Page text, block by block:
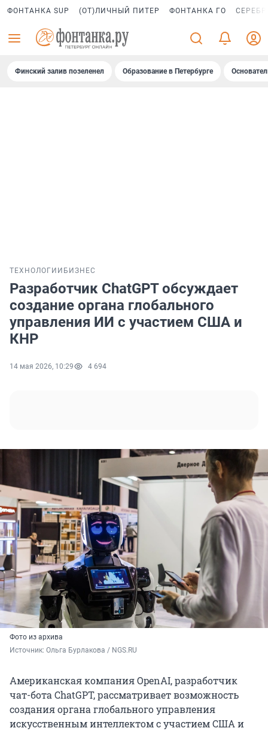
ФОНТАНКА SUP (ОТ)ЛИЧНЫЙ ПИТЕР ФОНТАНКА ГО
Финский залив позеленел Образование в Петербурге
ТЕХНОЛОГИИ БИЗНЕС
Разработчик ChatGPT обсуждает
создание органа глобального
управления ИИ с участием США и
КНР
14 мая 2026, 10:29 4 694
Фото из архива
Источник: Ольга Бурлакова / NGS.RU
Американская компания OpenAI, разработчик
чат-бота ChatGPT, рассматривает возможность
создания органа глобального управления
искусственным интеллектом с участием США и